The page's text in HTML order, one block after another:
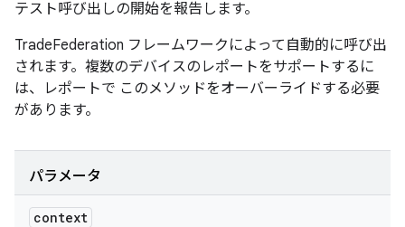
テスト呼び出しの開始を報告します。
TradeFederation フレームワークによって自動的に呼び出
されます。複数のデバイスのレポートをサポートするに
は、レポートで このメソッドをオーバーライドする必要
があります。
パラメータ
context